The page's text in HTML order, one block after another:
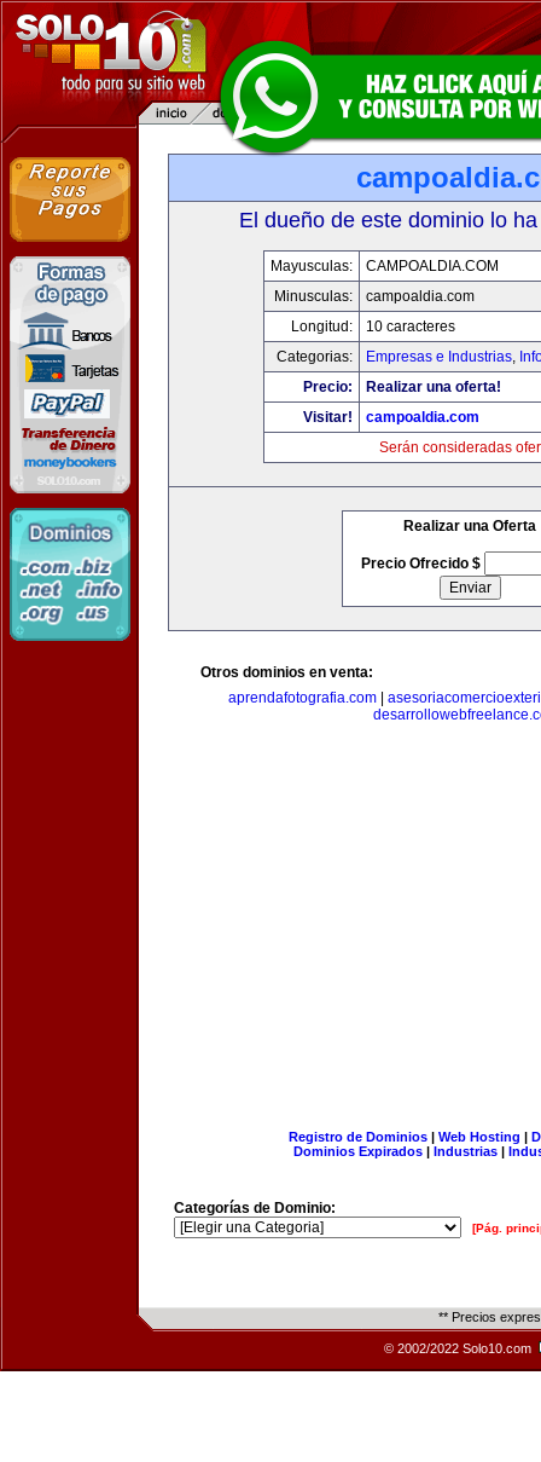
El dueño de este dominio lo
Mayusculas:
CAMPOALDIA.COM
Minusculas:
campoaldia.com
Longitud:
10 caracteres
Categorias:
Empresas e Industrias,
Precio:
Realizar una oferta!
Visitar!
campoaldia.com
Serán consideradas
Realizar una Oferta
Precio Ofrecido $
Otros dominios en venta:
aprendafotografia.com
Registro de Dominios| Web Hosting |
Dominios Expirados | Industrias |
Categorías de Dominio:
[Pág.
** Precios
© 2002/2022 Solo10.com